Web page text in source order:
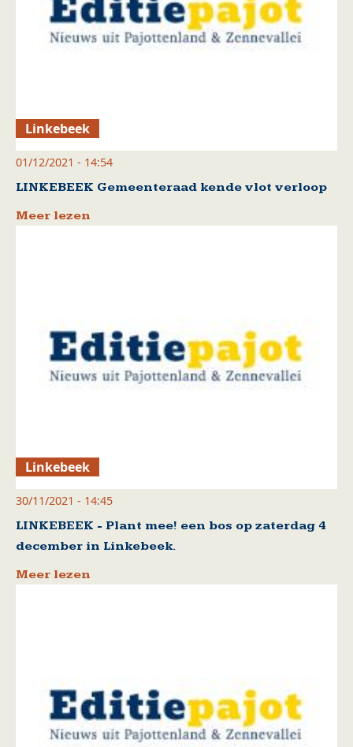
Linkebeek
01/12/2021 - 14:54
LINKEBEEK Gemeenteraad kende vlot verloop
Meer lezen
Linkebeek
30/11/2021 - 14:45
LINKEBEEK - Plant mee! een bos op zaterdag 4
december in Linkebeek.
Meer lezen